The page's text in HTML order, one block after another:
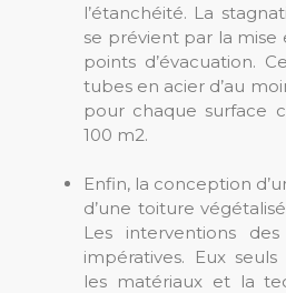
l’étanchéité. La
se prévient par la mise
points d’évacuation.
tubes en acier d’au
pour chaque surface
100 m2.
Enfin, la conception
d’une toiture
Les interventions
impératives. Eux
les matériaux et la